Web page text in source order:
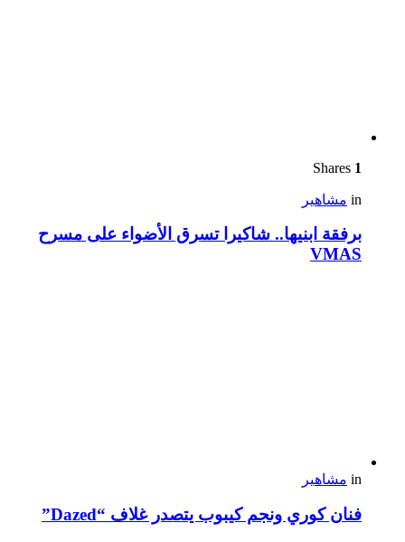
1
in مشاهير
برفقة ابنيها.. شاكيرا تسرق الأضواء على مسرح
VMAS
in مشاهير
فنان كوري ونجم كيبوب يتصدر غلاف “Dazed”